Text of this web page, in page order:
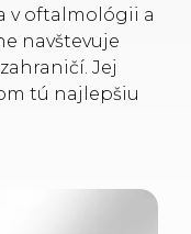
v oftalmológii a
navštevuje
Jej
tú najlepšiu